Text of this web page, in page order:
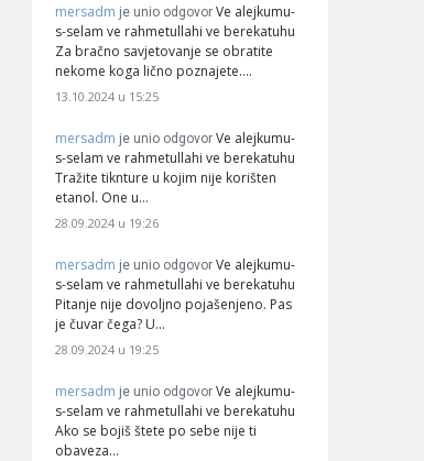
mersadm je unio odgovor Ve alejkumu-
s-selam ve rahmetullahi ve berekatuhu
Za bračno savjetovanje se obratite
nekome koga lično poznajete.…
13.10.2024 u 15:25
mersadm je unio odgovor Ve alejkumu-
s-selam ve rahmetullahi ve berekatuhu
Tražite tiknture u kojim nije korišten
etanol. One u…
28.09.2024 u 19:26
mersadm je unio odgovor Ve alejkumu-
s-selam ve rahmetullahi ve berekatuhu
Pitanje nije dovoljno pojašenjeno. Pas
je čuvar čega? U…
28.09.2024 u 19:25
mersadm je unio odgovor Ve alejkumu-
s-selam ve rahmetullahi ve berekatuhu
Ako se bojiš štete po sebe nije ti
obaveza…